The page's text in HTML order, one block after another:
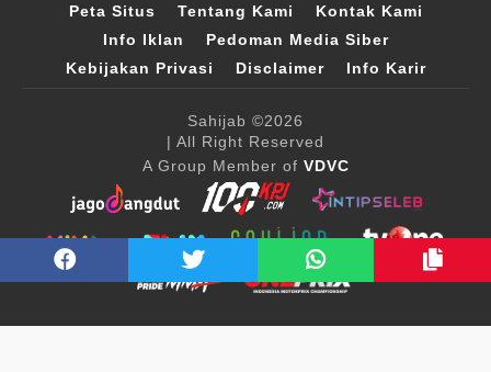
Peta Situs Tentang Kami
Kontak Kami
Info Iklan
Pedoman Media Siber
Kebijakan Privasi
Disclaimer Info Karir
Sahijab ©2026
| All Right Reserved
A Group Member of VDVC